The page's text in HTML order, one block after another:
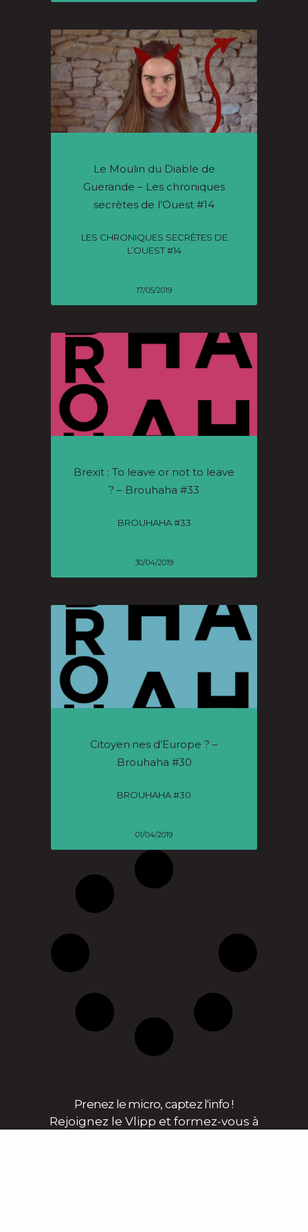
Le Moulin du Diable de
Guerande – Les chroniques
secrètes de l’Ouest #14
LES CHRONIQUES SECRÈTES DE
L’OUEST #14
17/05/2019
Brexit : To leave or not to leave
? – Brouhaha #33
BROUHAHA #33
30/04/2019
Citoyen·nes d’Europe ? –
Brouhaha #30
BROUHAHA #30
01/04/2019
Prenez le micro, captez l'info !
Rejoignez le Vlipp et formez-vous à